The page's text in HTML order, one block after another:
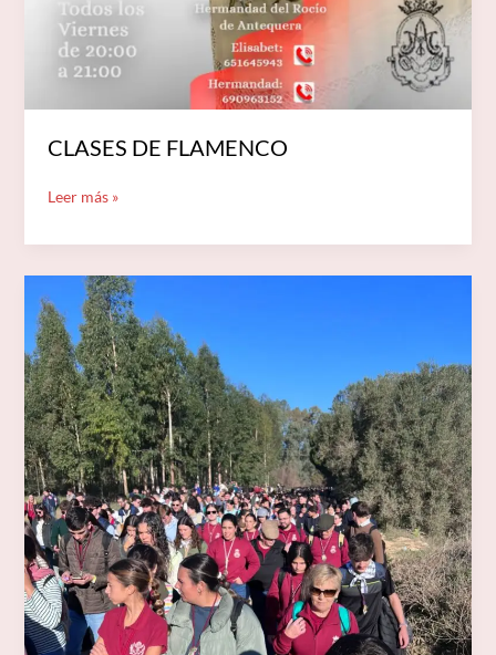
CLASES DE FLAMENCO
Leer más »
PEREGRINACIÓN
DE
JÓVENES
ROCIEROS